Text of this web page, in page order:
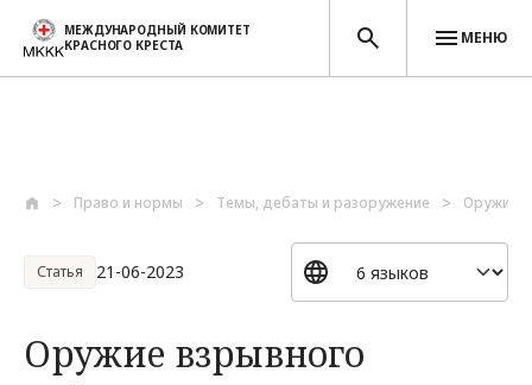
МЕЖДУНАРОДНЫЙ КОМИТЕТ
КРАСНОГО КРЕСТА
МЕНЮ
Право и нормы Темы, дебаты и разоружение Оружие
Статья 21-06-2023
Оружие взрывного